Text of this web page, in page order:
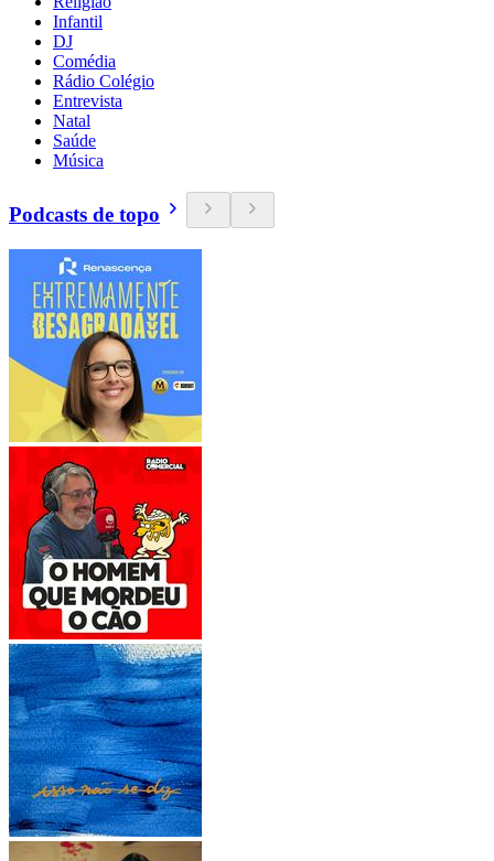
Infantil
DJ
Comédia
Rádio Colégio
Entrevista
Natal
Saúde
Música
Podcasts de topo